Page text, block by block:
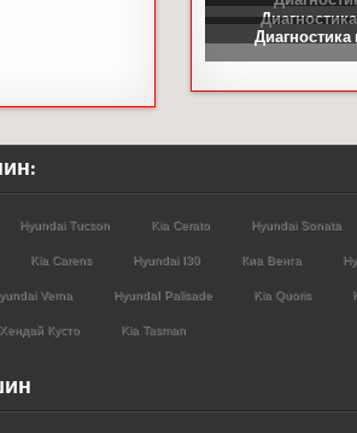
Hyundai Tucson Kia Cerato Hyundai Sonata
Kia Carens Hyundai I30 Киа Венга
Verna HyundaI Palisade Kia Quoris
Хендай Кусто Kia Tasman